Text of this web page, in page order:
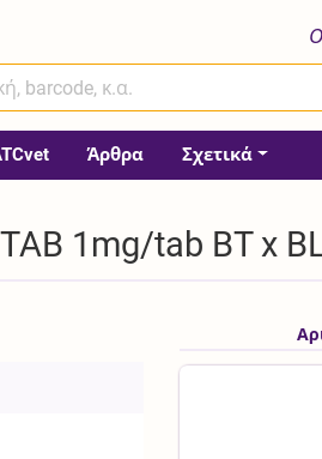
Άρθρα Σχετικά
1mg/tab BT x